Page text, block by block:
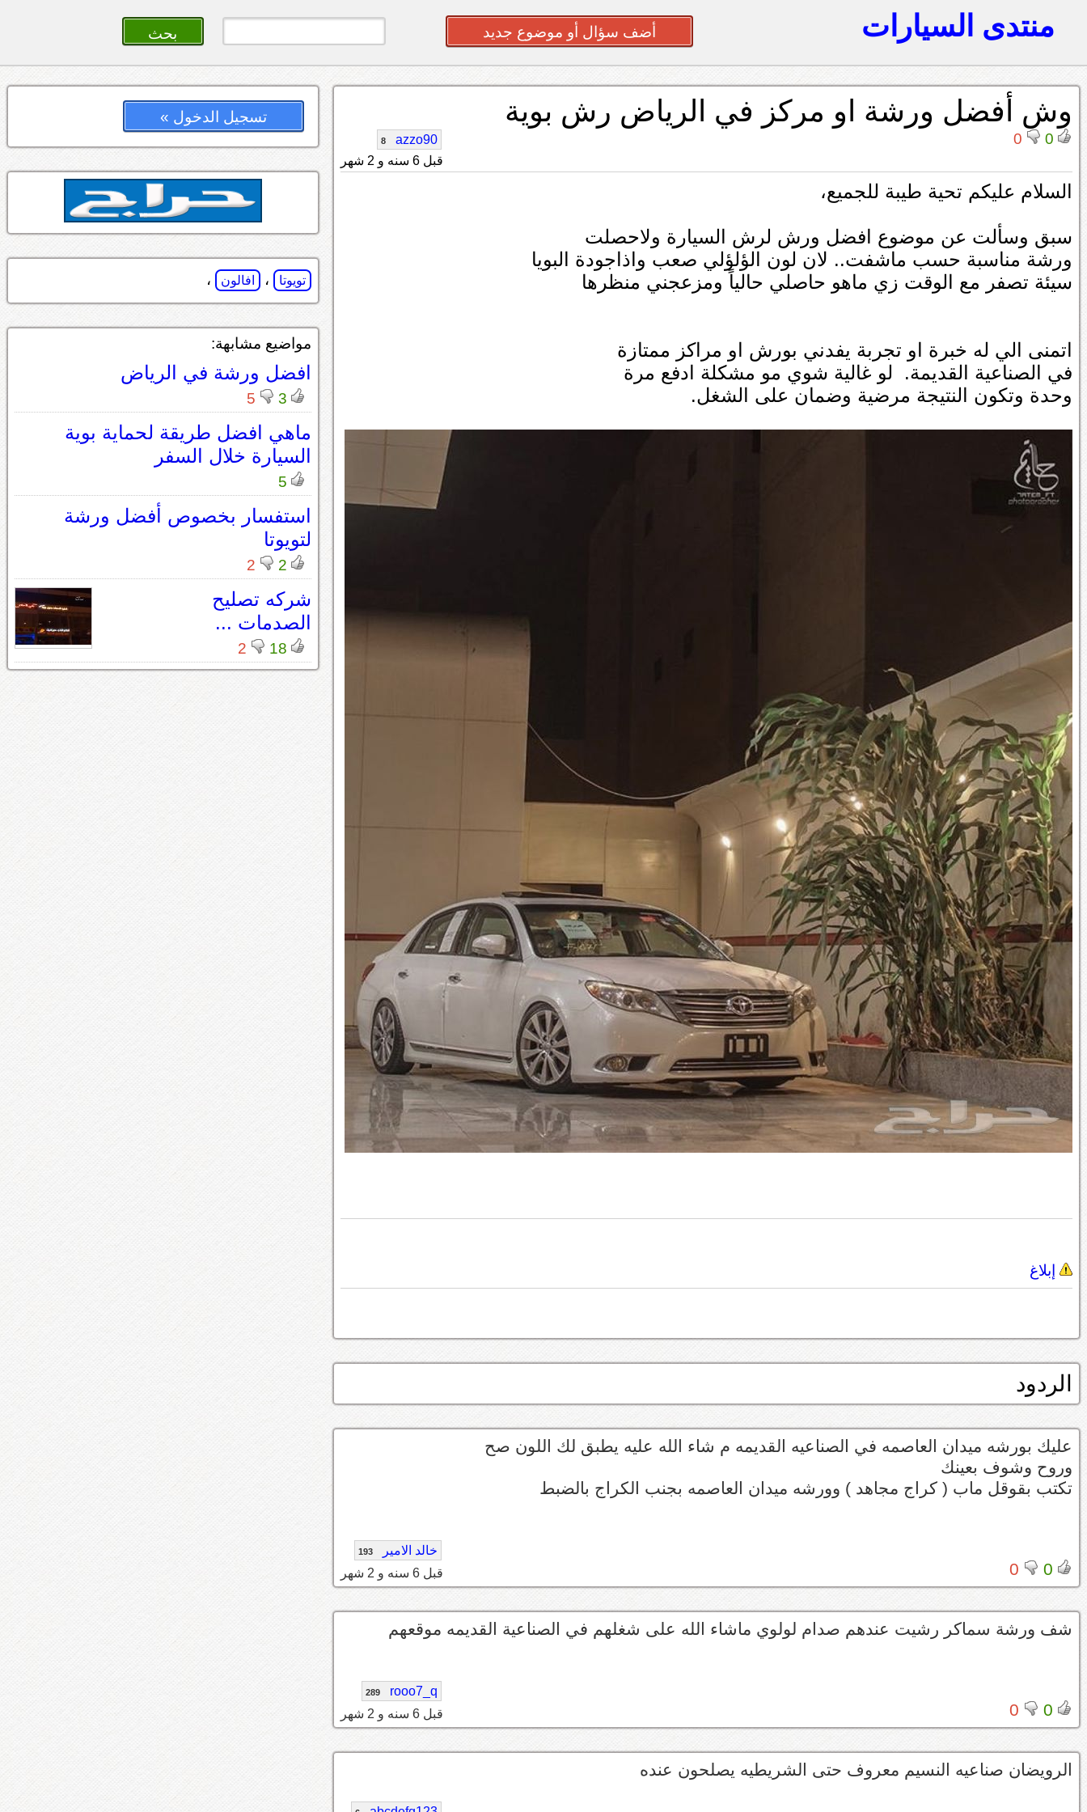
منتدى السيارات أضف سؤال أو موضوع جديد
وش أفضل ورشة او مركز في الرياض رش بوية
0
0
azzo90
8
قبل 6 سنه و 2 شهر
السلام عليكم تحية طيبة للجميع،
سبق وسألت عن موضوع افضل ورش لرش السيارة ولاحصلت
ورشة مناسبة حسب ماشفت.. لان لون الؤلؤلي صعب واذاجودة البويا
سيئة تصفر مع الوقت زي ماهو حاصلي حالياً ومزعجني منظرها
اتمنى الي له خبرة او تجربة يفدني بورش او مراكز ممتازة
في الصناعية القديمة. لو غالية شوي مو مشكلة ادفع مرة
وحدة وتكون النتيجة مرضية وضمان على الشغل.
إبلاغ
الردود
عليك بورشه ميدان العاصمه في الصناعيه القديمه م شاء الله عليه يطبق لك اللون صح
وروح وشوف بعينك
تكتب بقوقل ماب ( كراج مجاهد ) وورشه ميدان العاصمه بجنب الكراج بالضبط
0
0
خالد الامير 193
قبل 6 سنه و 2 شهر
شف ورشة سماكر رشيت عندهم صدام لولوي ماشاء الله على شغلهم في الصناعية القديمه موقعهم
0
0
rooo7_q
289
قبل 6 سنه و 2 شهر
الرويضان صناعيه النسيم معروف حتى الشريطيه يصلحون عنده
تسجيل الدخول »
تويوتا ، افالون ،
مواضيع مشابهة:
افضل ورشة في الرياض
3
5
ماهي افضل طريقة لحماية بوية
السيارة خلال السفر
5
استفسار بخصوص أفضل ورشة
لتويوتا
2
2
شركه تصليح
الصدمات ...
18
2